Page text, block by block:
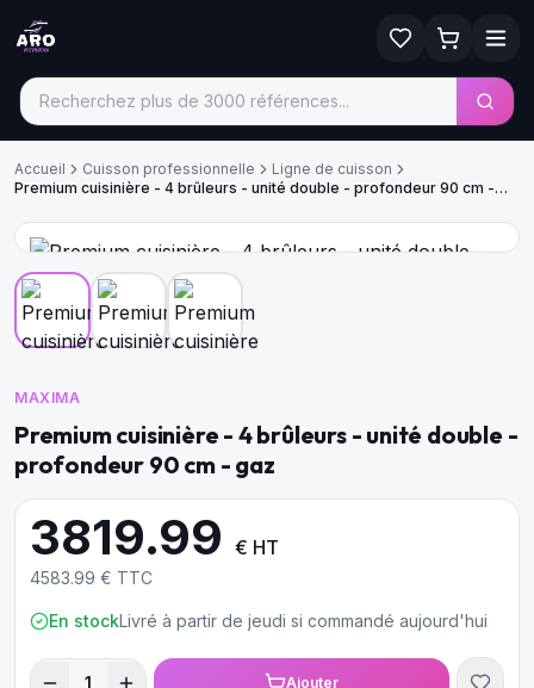
Accueil Cuisson professionnelle
Ligne de cuisson
Premium cuisinière - 4 brûleurs - unité double - profondeur 90 cm -
MAXIMA
Premium cuisinière - 4 brûleurs - unité double -
profondeur 90 cm - gaz
3819.99 € HT
4583.99 € TTC
En stockLivré à partir de jeudi si commandé aujourd'hui
1 Ajouter